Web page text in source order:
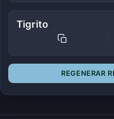
Tigrito
REGENERAR